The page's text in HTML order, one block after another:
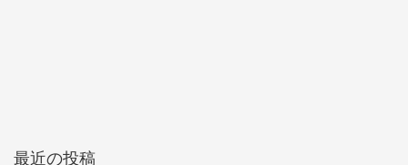
最近の投稿